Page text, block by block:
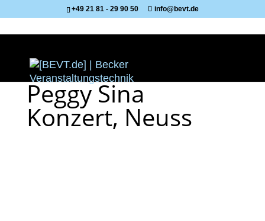
+49 21 81 - 29 90 50 info@bevt.de
Peggy Sina
Konzert, Neuss